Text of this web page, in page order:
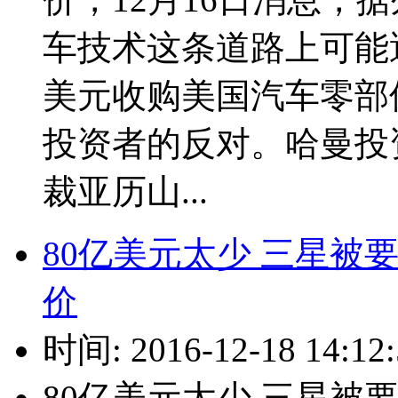
车技术这条道路上可
美元收购美国汽车零
投资者的反对。哈曼
裁亚历山...
80亿美元太少 三星被
价
时间: 2016-12-18